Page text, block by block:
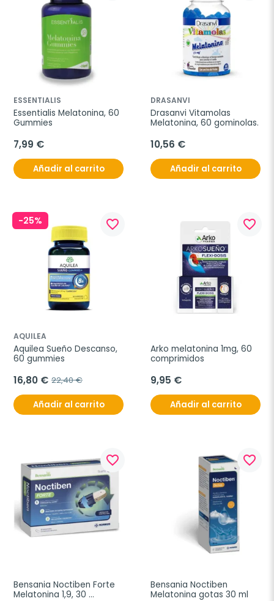
ESSENTIALIS
Essentialis Melatonina, 60
Gummies
7,99 €
Añadir al carrito
DRASANVI
Drasanvi Vitamolas
Melatonina, 60 gominolas.
10,56 €
Añadir al carrito
-25% favorite_border
AQUILEA
Aquilea Sueño Descanso,
60 gummies
16,80 € 22,40 €
Añadir al carrito
favorite_border
Arko melatonina 1mg, 60
comprimidos
9,95 €
Añadir al carrito
favorite_border
Bensania Noctiben Forte
Melatonina 1,9, 30
favorite_border
Bensania Noctiben
Melatonina gotas 30 ml